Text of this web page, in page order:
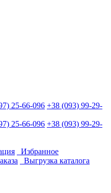
25-66-096 +38 (093) 99-29-
25-66-096 +38 (093) 99-29-
Избранное
Выгрузка каталога